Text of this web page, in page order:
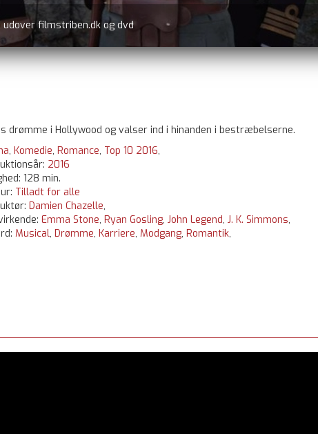
udover filmstriben.dk og dvd
drømme i Hollywood og valser ind i hinanden i bestræbelserne.
, Komedie, Romance, Top 10 2016,
2016
128 min.
Tilladt for alle
Damien Chazelle,
Emma Stone, Ryan Gosling, John Legend, J. K. Simmons,
Musical, Drømme, Karriere, Modgang, Romantik,